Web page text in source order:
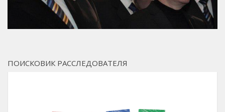
ПОИСКОВИК РАССЛЕДОВАТЕЛЯ